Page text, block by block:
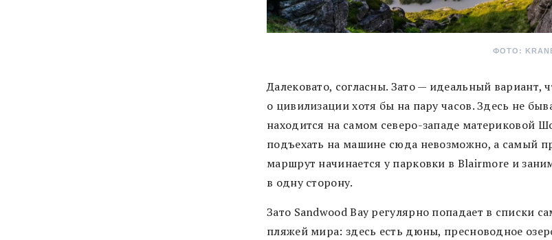
ФОТО:
Далековато, согласны. Зато — идеальный вариант,
о цивилизации хотя бы на пару часов. Здесь не
находится на самом северо-западе материковой
подъехать на машине сюда невозможно, а самый
маршрут начинается у парковки в Blairmore и
в одну сторону.
Зато Sandwood Bay регулярно попадает в списки
пляжей мира: здесь есть дюны, пресноводное